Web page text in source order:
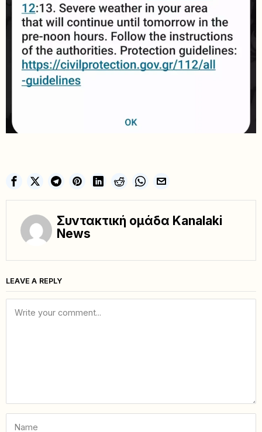
Συντακτική ομάδα Kanalaki
News
LEAVE A REPLY